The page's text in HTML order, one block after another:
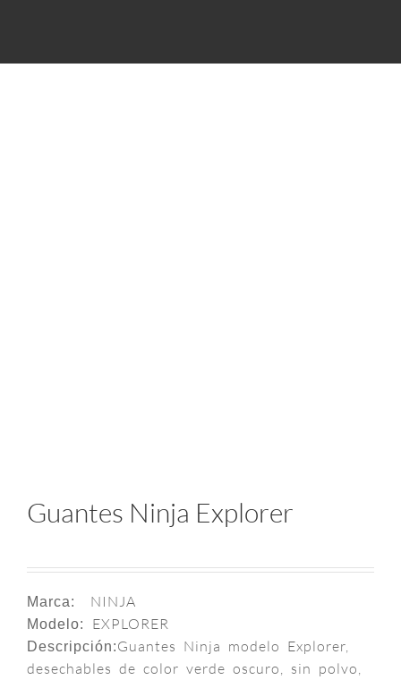
Guantes Ninja Explorer
Marca: NINJA
Modelo: EXPLORER
Descripción:Guantes Ninja modelo Explorer,
desechables de color verde oscuro, sin polvo,